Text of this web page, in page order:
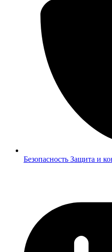
Безопасность Защита и